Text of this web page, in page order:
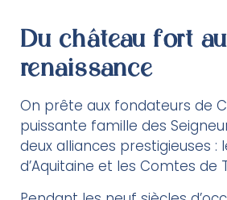
Du château fort
renaissance
On prête aux fondateurs de
puissante famille des
deux alliances prestigieuses :
d’Aquitaine et les Comtes de